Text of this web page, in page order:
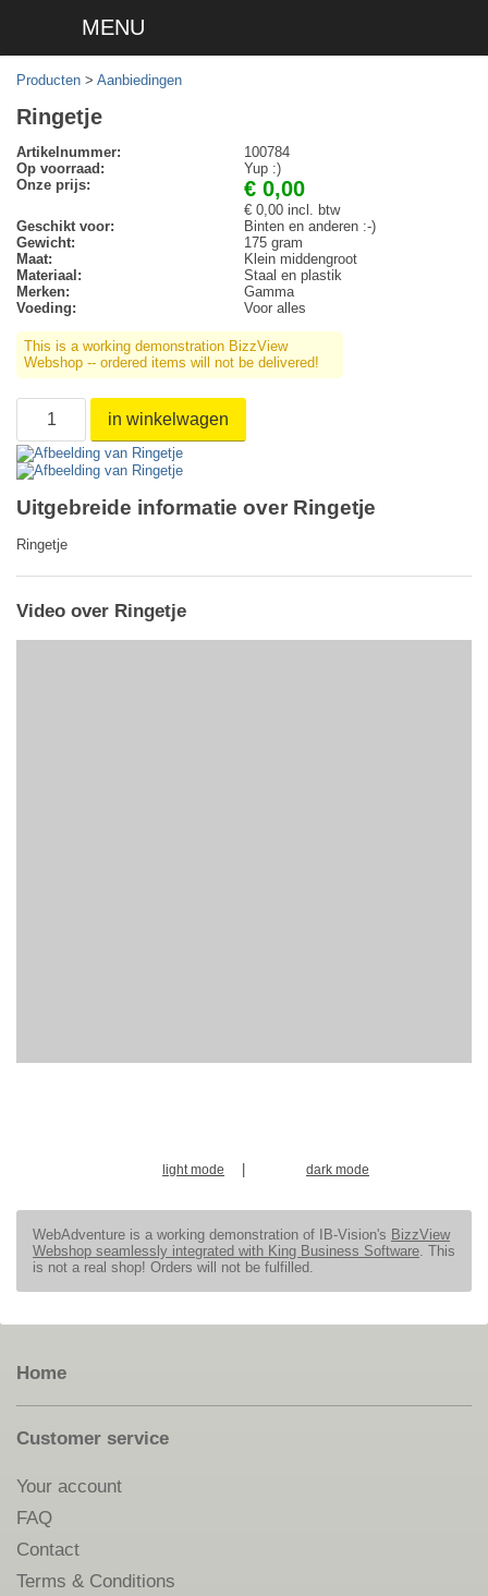
MENU
Producten > Aanbiedingen
Ringetje
Artikelnummer:
100784
Op voorraad:
Yup :)
Onze prijs:
€ 0,00
€ 0,00 incl. btw
Geschikt voor:
Binten en anderen :-)
Gewicht:
175 gram
Maat:
Klein middengroot
Materiaal:
Staal en plastik
Merken:
Gamma
Voeding:
Voor alles
This is a working demonstration BizzView
Webshop -- ordered items will not be delivered!
in winkelwagen
Uitgebreide informatie over Ringetje
Ringetje
Video over Ringetje
light mode dark mode
WebAdventure is a working demonstration of IB-Vision's BizzView
Webshop seamlessly integrated with King Business Software. This
is not a real shop! Orders will not be fulfilled.
Home
Customer service
Your account
FAQ
Contact
Terms & Conditions